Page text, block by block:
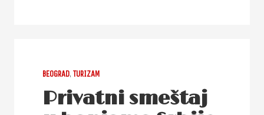
BEOGRAD, TURIZAM
Privatni smeštaj